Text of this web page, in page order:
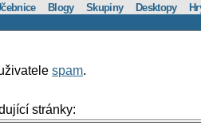
Blogy Skupiny Desktopy
spam.
stránky: